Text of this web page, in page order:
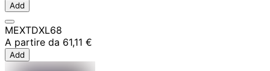
Add
MEXTDXL68
A partire da 61,11 €
Add